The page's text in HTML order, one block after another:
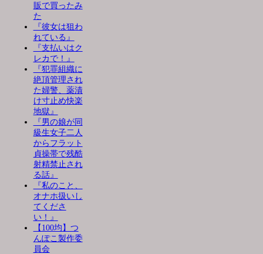
販で買ったみ
た
『彼女は狙わ
れている』
『支払いはク
レカで！』
『犯罪組織に
絶頂管理され
た婦警、薬漬
け寸止め快楽
地獄』
『男の娘が同
級生女子二人
からフラット
貞操帯で残酷
射精禁止され
る話』
『私のこと、
オナホ扱いし
てくださ
い！』
【100均】つ
んぽこ製作委
員会